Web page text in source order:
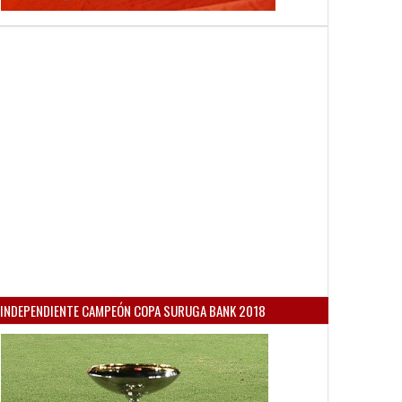
INDEPENDIENTE CAMPEÓN COPA SURUGA BANK 2018